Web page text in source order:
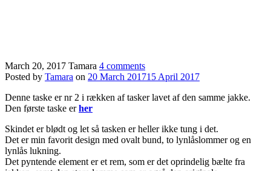
March 20, 2017 Tamara 4 comments
Posted by Tamara on 20 March 201715 April 2017
Denne taske er nr 2 i rækken af tasker lavet af den samme jakke.
Den første taske erher
Skindet er blødt og let så tasken er heller ikke tung i det.
Det er min favorit design med ovalt bund, to lynlåslommer og en
lynlås lukning.
Det pyntende element er et rem, som er det oprindelig bælte fra